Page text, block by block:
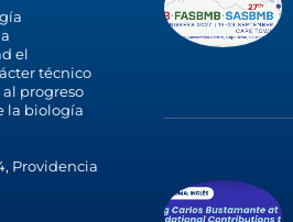
el
técnico
progreso
la biología
Providencia